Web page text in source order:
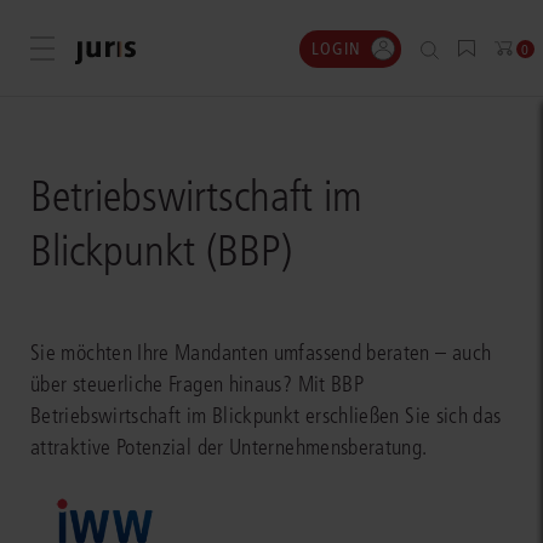
Menü öffnen LOGIN 0
Betriebswirtschaft im
Blickpunkt (BBP)
Sie möchten Ihre Mandanten umfassend beraten – auch
über steuerliche Fragen hinaus? Mit BBP
Betriebswirtschaft im Blickpunkt erschließen Sie sich das
attraktive Potenzial der Unternehmensberatung.